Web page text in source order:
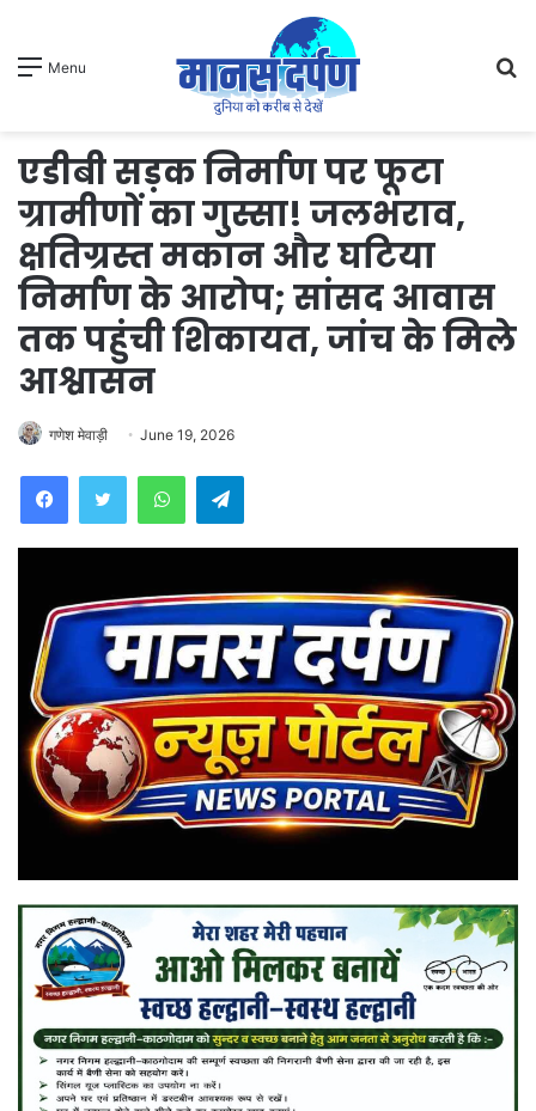
Menu
एडीबी सड़क निर्माण पर फूटा
ग्रामीणों का गुस्सा! जलभराव,
क्षतिग्रस्त मकान और घटिया
निर्माण के आरोप; सांसद आवास
तक पहुंची शिकायत, जांच के मिले
आश्वासन
गणेश मेवाड़ी June 19, 2026
WhatsAppTelegram